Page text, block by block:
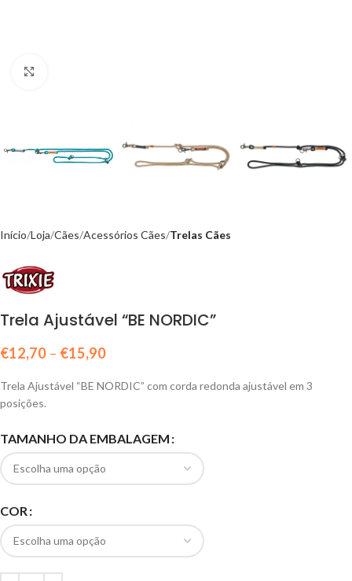
Início Loja Cães Acessórios Cães Trelas Cães
Trela Ajustável “BE NORDIC”
€12,70 – €15,90
Trela Ajustável “BE NORDIC” com corda redonda ajustável em 3
posições.
TAMANHO DA EMBALAGEM
COR